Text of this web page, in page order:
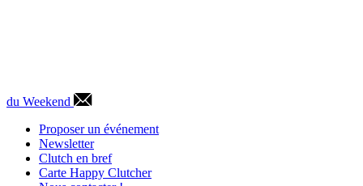
du Weekend
Proposer un événement
Newsletter
Clutch en bref
Carte Happy Clutcher